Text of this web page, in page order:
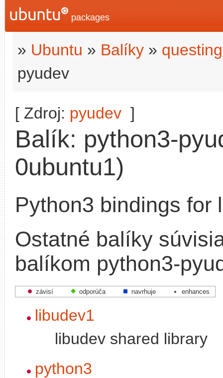
packages
» Ubuntu » Balíky »
pyudev
[ Zdroj: pyudev ]
Balík: python3-
0ubuntu1)
Python3 bindings for
Ostatné balíky
balíkom python3-
závisí odporúča navrhuje enhances
libudev1
libudev shared library
python3